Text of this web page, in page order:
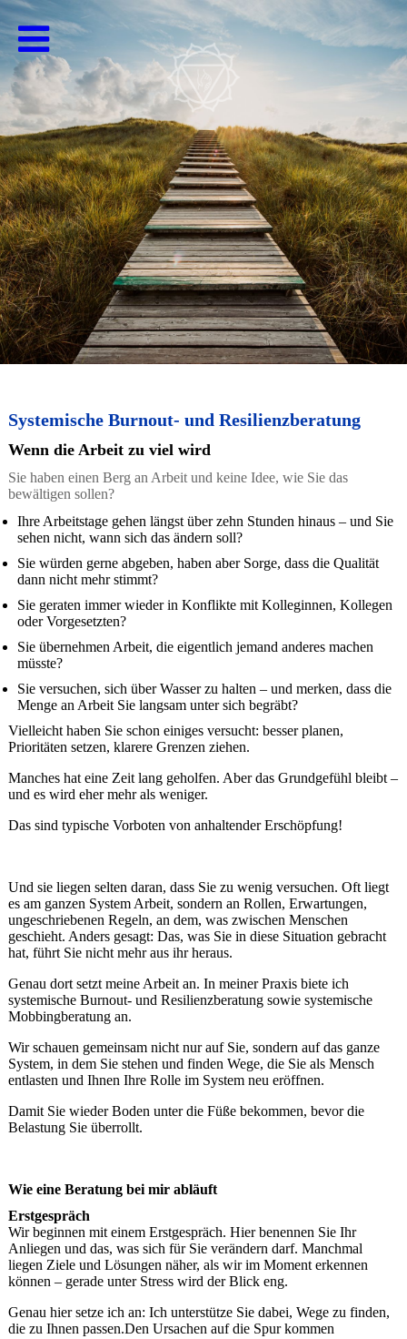
Systemische Burnout- und Resilienzberatung
Wenn die Arbeit zu viel wird
Sie haben einen Berg an Arbeit und keine Idee, wie Sie das
bewältigen sollen?
Ihre Arbeitstage gehen längst über zehn Stunden hinaus – und Sie
sehen nicht, wann sich das ändern soll?
Sie würden gerne abgeben, haben aber Sorge, dass die Qualität
dann nicht mehr stimmt?
Sie geraten immer wieder in Konflikte mit Kolleginnen, Kollegen
oder Vorgesetzten?
Sie übernehmen Arbeit, die eigentlich jemand anderes machen
müsste?
Sie versuchen, sich über Wasser zu halten – und merken, dass die
Menge an Arbeit Sie langsam unter sich begräbt?
Vielleicht haben Sie schon einiges versucht: besser planen,
Prioritäten setzen, klarere Grenzen ziehen.
Manches hat eine Zeit lang geholfen. Aber das Grundgefühl bleibt –
und es wird eher mehr als weniger.
Das sind typische Vorboten von anhaltender Erschöpfung!
Und sie liegen selten daran, dass Sie zu wenig versuchen. Oft liegt
es am ganzen System Arbeit, sondern an Rollen, Erwartungen,
ungeschriebenen Regeln, an dem, was zwischen Menschen
geschieht. Anders gesagt: Das, was Sie in diese Situation gebracht
hat, führt Sie nicht mehr aus ihr heraus.
Genau dort setzt meine Arbeit an. In meiner Praxis biete ich
systemische Burnout- und Resilienzberatung sowie systemische
Mobbingberatung an.
Wir schauen gemeinsam nicht nur auf Sie, sondern auf das ganze
System, in dem Sie stehen und finden Wege, die Sie als Mensch
entlasten und Ihnen Ihre Rolle im System neu eröffnen.
Damit Sie wieder Boden unter die Füße bekommen, bevor die
Belastung Sie überrollt.
Wie eine Beratung bei mir abläuft
Erstgespräch
Wir beginnen mit einem Erstgespräch. Hier benennen Sie Ihr
Anliegen und das, was sich für Sie verändern darf. Manchmal
liegen Ziele und Lösungen näher, als wir im Moment erkennen
können – gerade unter Stress wird der Blick eng.
Genau hier setze ich an: Ich unterstütze Sie dabei, Wege zu finden,
die zu Ihnen passen.Den Ursachen auf die Spur kommen